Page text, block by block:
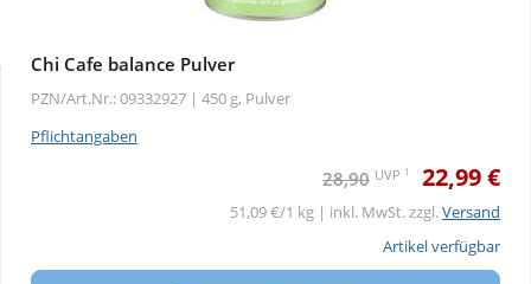
Natur & Homöopathie
Chi Cafe balance Pulver
PZN/Art.Nr.: 09332927 | 450 g, Pulver
Pflichtangaben
28,90 UVP 1 22,99 €
51,09 €/1 kg | inkl. MwSt. zzgl.Versand
Artikel verfügbar